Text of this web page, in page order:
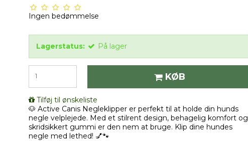
Ingen bedømmelse
Lagerstatus: På lager
KØB
Tilføj til ønskeliste
🐶 Active Canis Negleklipper er perfekt til at holde din hunds
negle velplejede. Med et stilrent design, behagelig komfort og
skridsikkert gummi er den nem at bruge. Klip dine hundes
negle med lethed! 💅🐾